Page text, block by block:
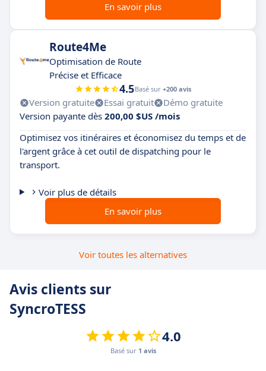
En savoir plus
Route4Me
Optimisation de Route
Précise et Efficace
4.5Basé sur +200 avis
Version gratuite Essai gratuit
Démo gratuite
Version payante dès 200,00 $US /mois
Optimisez vos itinéraires et économisez du temps et de
l'argent grâce à cet outil de dispatching pour le
transport.
Voir plus de détails
En savoir plus
Voir toutes les alternatives
Avis clients sur
SyncroTESS
4.0
Basé sur 1 avis